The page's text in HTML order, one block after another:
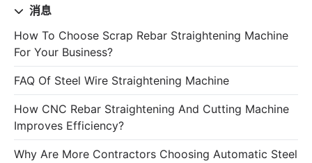
消息
How To Choose Scrap Rebar Straightening Machine
For Your Business?
FAQ Of Steel Wire Straightening Machine
How CNC Rebar Straightening And Cutting Machine
Improves Efficiency?
Why Are More Contractors Choosing Automatic Steel